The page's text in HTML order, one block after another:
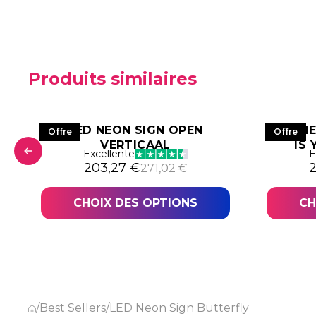
Produits similaires
€.
€.
OffreLED NEON SIGN OPEN
VERTICAAL
Excellente
271,02€
Le prix initial était : 271,02 €.
203,27 €
Le prix actuel est : 203,27 €.
CHOIX DES OPTIONS
Offre
LED
IS
/Best Sellers/LED Neon Sign Butterfly